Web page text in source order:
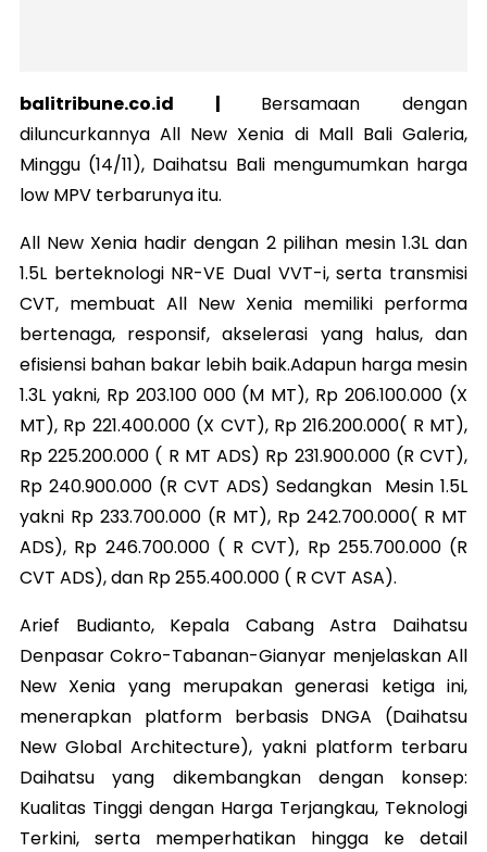
balitribune.co.id |
Bersamaan dengan
diluncurkannya All New Xenia di Mall Bali Galeria,
Minggu (14/11), Daihatsu Bali mengumumkan harga
low MPV terbarunya itu.
All New Xenia hadir dengan 2 pilihan mesin 1.3L dan
1.5L berteknologi NR-VE Dual VVT-i, serta transmisi
CVT, membuat All New Xenia memiliki performa
bertenaga, responsif, akselerasi yang halus, dan
efisiensi bahan bakar lebih baik.Adapun harga mesin
1.3L yakni, Rp 203.100 000 (M MT), Rp 206.100.000 (X
MT), Rp 221.400.000 (X CVT), Rp 216.200.000( R MT),
Rp 225.200.000 ( R MT ADS) Rp 231.900.000 (R CVT),
Rp 240.900.000 (R CVT ADS) Sedangkan Mesin 1.5L
yakni Rp 233.700.000 (R MT), Rp 242.700.000( R MT
ADS), Rp 246.700.000 ( R CVT), Rp 255.700.000 (R
CVT ADS), dan Rp 255.400.000 ( R CVT ASA).
Arief Budianto, Kepala Cabang Astra Daihatsu
Denpasar Cokro-Tabanan-Gianyar menjelaskan All
New Xenia yang merupakan generasi ketiga ini,
menerapkan platform berbasis DNGA (Daihatsu
New Global Architecture), yakni platform terbaru
Daihatsu yang dikembangkan dengan konsep:
Kualitas Tinggi dengan Harga Terjangkau, Teknologi
Terkini, serta memperhatikan hingga ke detail